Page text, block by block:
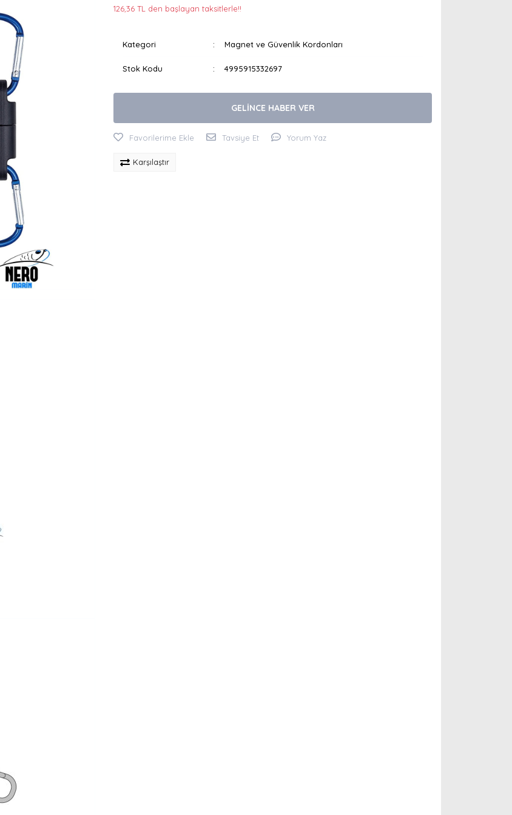
126,36 TL den başlayan taksitlerle!!
Kategori Magnet ve Güvenlik Kordonları
Stok Kodu 4995915332697
GELİNCE HABER VER
Tavsiye Et Yorum Yaz
Karşılaştır